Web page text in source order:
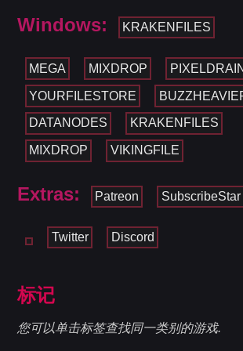
Windows: KRAKENFILES
MEGA MIXDROP PIXELDRAIN
YOURFILESTORE
DATANODES KRAKENFILES
MIXDROP VIKINGFILE
Extras: Patreon SubscribeStar
Twitter Discord
标记
您可以单击标签查找同一类别的游戏.